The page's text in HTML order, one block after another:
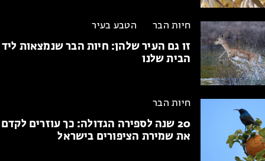
חיות הבר הטבע בעיר
זו גם העיר שלהן: חיות הבר שנמצאות ליד
הבית שלנו
חיות הבר
20 שנה לספירה הגדולה:
כך עוזרים לקדם
את שמירת הציפורים בישראל